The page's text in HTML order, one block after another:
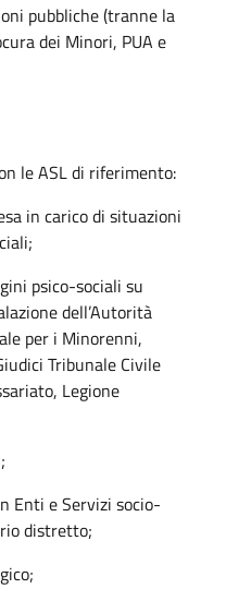
pubbliche (tranne la
dei Minori, PUA e
le ASL di riferimento:
in carico di situazioni
psico-sociali su
dell’Autorità
per i Minorenni,
Tribunale Civile
Legione
Enti e Servizi socio-
distretto;